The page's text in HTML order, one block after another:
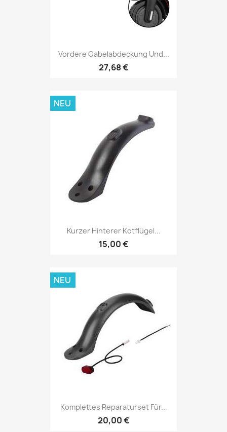
Vordere Gabelabdeckung Und...
27,68 €
Kurzer Hinterer Kotflügel...
15,00 €
NEU
Komplettes Reparaturset Für...
20,00 €
NEU